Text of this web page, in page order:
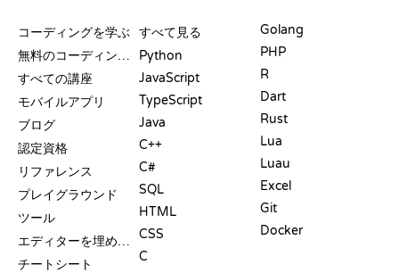
コーディングを学ぶ
無料のコーディングサイト
すべての講座
モバイルアプリ
ブログ
認定資格
リファレンス
プレイグラウンド
ツール
エディターを埋め込む
チートシート
すべて見る
Python
JavaScript
TypeScript
Java
C++
C#
SQL
HTML
CSS
C
Golang
PHP
R
Dart
Rust
Lua
Luau
Excel
Git
Docker